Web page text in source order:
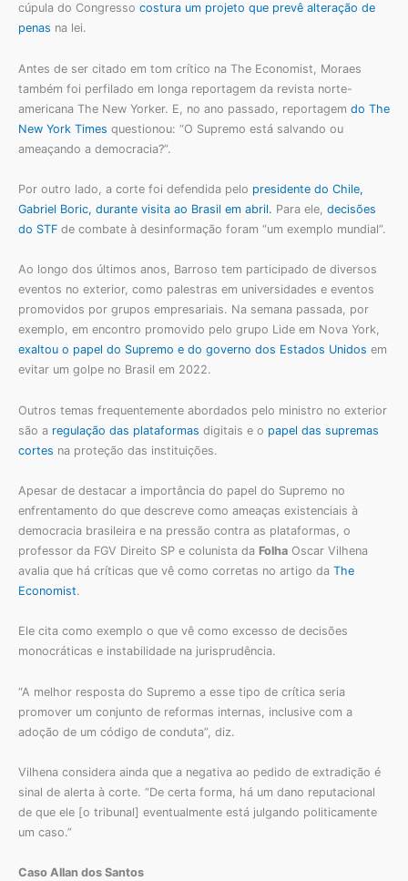
cúpula do Congresso costura um projeto que prevê alteração de
penas na lei.
Antes de ser citado em tom crítico na The Economist, Moraes
também foi perfilado em longa reportagem da revista norte-
americana The New Yorker. E, no ano passado, reportagem do The
New York Times questionou: “O Supremo está salvando ou
ameaçando a democracia?”.
Por outro lado, a corte foi defendida pelo presidente do Chile,
Gabriel Boric, durante visita ao Brasil em abril. Para ele, decisões
do STF de combate à desinformação foram “um exemplo mundial”.
Ao longo dos últimos anos, Barroso tem participado de diversos
eventos no exterior, como palestras em universidades e eventos
promovidos por grupos empresariais. Na semana passada, por
exemplo, em encontro promovido pelo grupo Lide em Nova York,
exaltou o papel do Supremo e do governo dos Estados Unidos em
evitar um golpe no Brasil em 2022.
Outros temas frequentemente abordados pelo ministro no exterior
são a regulação das plataformas digitais e o papel das supremas
cortes na proteção das instituições.
Apesar de destacar a importância do papel do Supremo no
enfrentamento do que descreve como ameaças existenciais à
democracia brasileira e na pressão contra as plataformas, o
professor da FGV Direito SP e colunista da Folha Oscar Vilhena
avalia que há críticas que vê como corretas no artigo da The
Economist.
Ele cita como exemplo o que vê como excesso de decisões
monocráticas e instabilidade na jurisprudência.
“A melhor resposta do Supremo a esse tipo de crítica seria
promover um conjunto de reformas internas, inclusive com a
adoção de um código de conduta”, diz.
Vilhena considera ainda que a negativa ao pedido de extradição é
sinal de alerta à corte. “De certa forma, há um dano reputacional
de que ele [o tribunal] eventualmente está julgando politicamente
um caso.”
Caso Allan dos Santos